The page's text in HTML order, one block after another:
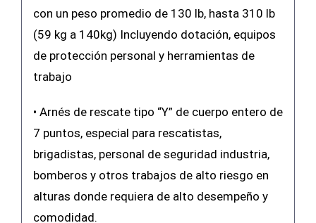
con un peso promedio de 130 lb, hasta 310 lb
(59 kg a 140kg) Incluyendo dotación, equipos
de protección personal y herramientas de
trabajo
• Arnés de rescate tipo “Y” de cuerpo entero de
7 puntos, especial para rescatistas,
brigadistas, personal de seguridad industria,
bomberos y otros trabajos de alto riesgo en
alturas donde requiera de alto desempeño y
comodidad.